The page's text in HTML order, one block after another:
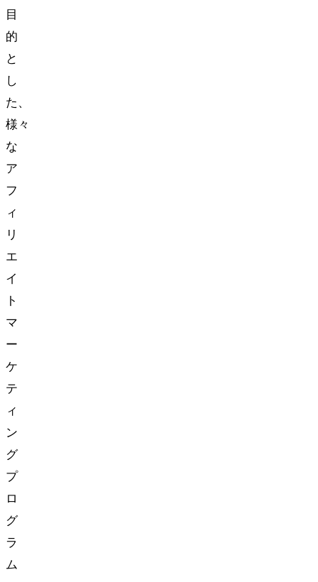
目
的
と
し
た、
様々
な
ア
フ
ィ
リ
エ
イ
ト
マ
ー
ケ
テ
ィ
ン
グ
プ
ロ
グ
ラ
ム